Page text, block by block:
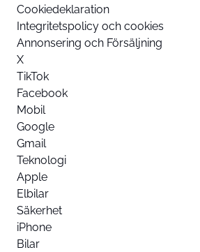
Cookiedeklaration
Integritetspolicy och cookies
Annonsering och Försäljning
X
TikTok
Facebook
Mobil
Google
Gmail
Teknologi
Apple
Elbilar
Säkerhet
iPhone
Bilar